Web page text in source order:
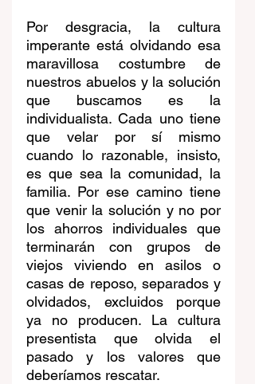
Por desgracia, la cultura
imperante está olvidando esa
maravillosa costumbre de
nuestros abuelos y la solución
que buscamos es la
individualista. Cada uno tiene
que velar por sí mismo
cuando lo razonable, insisto,
es que sea la comunidad, la
familia. Por ese camino tiene
que venir la solución y no por
los ahorros individuales que
terminarán con grupos de
viejos viviendo en asilos o
casas de reposo, separados y
olvidados, excluidos porque
ya no producen. La cultura
presentista que olvida el
pasado y los valores que
deberíamos rescatar.